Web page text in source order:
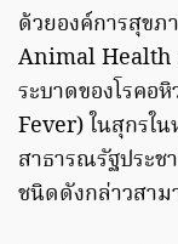
ด้วยองค์การสุข
Animal Health
ระบาดของโรคอ
Fever) ในสุกรใ
สาธารณรัฐประช
ชนิดดังกล่าวสาม